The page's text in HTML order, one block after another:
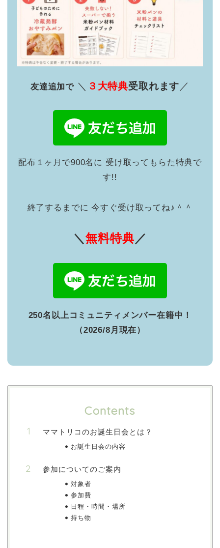
友達追加で ＼ ３大特典受取れます／
配布１ヶ月で900名に 受け取ってもらた特典で
す!!
終了するまでに 今すぐ受け取ってね♪＾＾
＼無料特典／
250名以上コミュニティメンバー在籍中！
（2026/8月現在）
Contents
ママトリコのお誕生日会とは？
お誕生日会の内容
参加についてのご案内
対象者
参加費
日程・時間・場所
持ち物